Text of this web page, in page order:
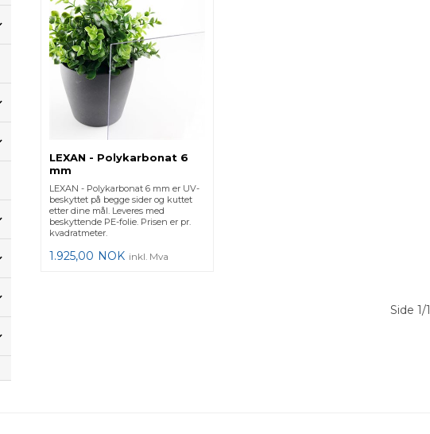
LEXAN - Polykarbonat 6
mm
LEXAN - Polykarbonat 6 mm er UV-
beskyttet på begge sider og kuttet
etter dine mål. Leveres med
beskyttende PE-folie. Prisen er pr.
kvadratmeter.
1.925,00 NOK inkl. Mva
Side 1/1